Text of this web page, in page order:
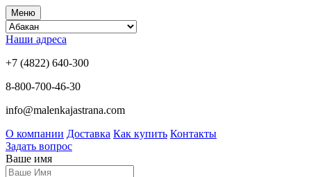
Меню
Наши адреса
+7 (4822) 640-300
8-800-700-46-30
info@malenkajastrana.com
О компании Доставка Как купить Контакты
Задать вопрос
Ваше имя